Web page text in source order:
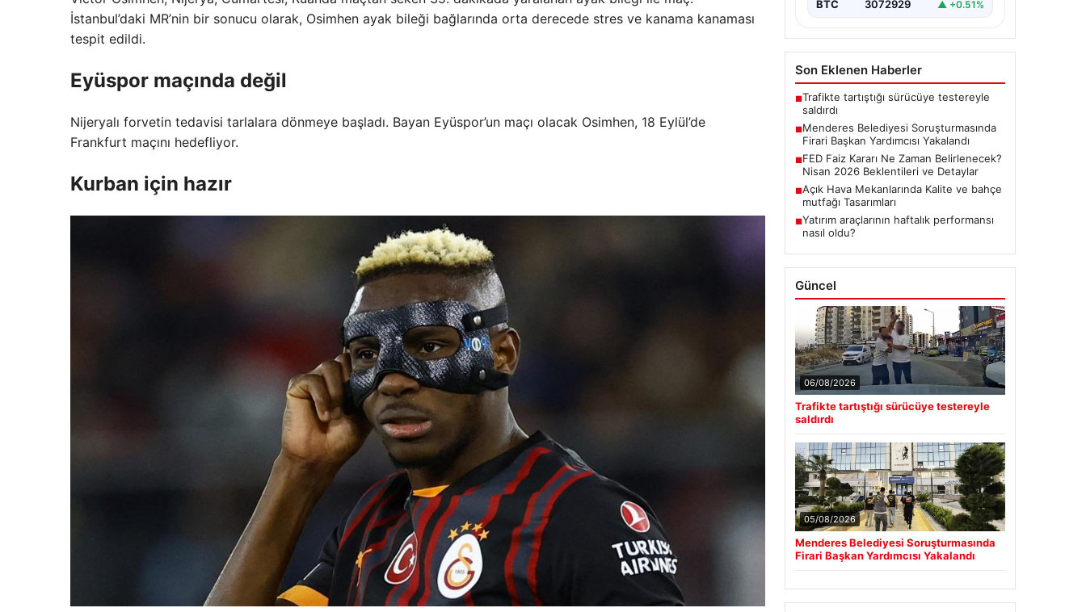
İstanbul’daki MR’nin bir sonucu olarak, Osimhen ayak bileği bağlarında orta derecede stres ve kanama kanaması
tespit edildi.
Eyüspor maçında değil
Nijeryalı forvetin tedavisi tarlalara dönmeye başladı. Bayan Eyüspor’un maçı olacak Osimhen, 18 Eylül’de
Frankfurt maçını hedefliyor.
Kurban için hazır
BTC 3072929 ▲ +0.51%
Son Eklenen Haberler
■Trafikte tartıştığı sürücüye testereyle
saldırdı
■Menderes Belediyesi Soruşturmasında
Firari Başkan Yardımcısı Yakalandı
■FED Faiz Kararı Ne Zaman Belirlenecek?
Nisan 2026 Beklentileri ve Detaylar
■Açık Hava Mekanlarında Kalite ve bahçe
mutfağı Tasarımları
■Yatırım araçlarının haftalık performansı
nasıl oldu?
Güncel
06/08/2026
Trafikte tartıştığı sürücüye testereyle
saldırdı
05/08/2026
Menderes Belediyesi Soruşturmasında
Firari Başkan Yardımcısı Yakalandı